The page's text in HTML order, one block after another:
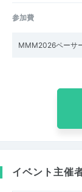
参加費
MMM2026ペーサ
イベント主催